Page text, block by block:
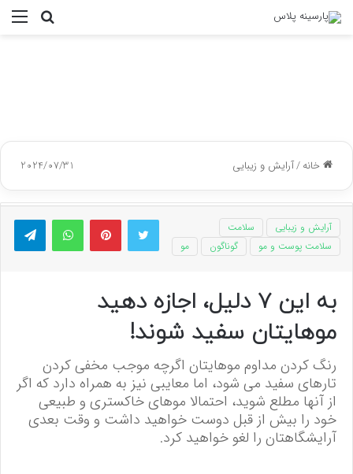
جستجو
خانه/آرایش و زیبایی 2024/07/31
توییتر پینتریستواتس آپ
آرایش و زیبایی
سلامت
سلامت پوست و مو
گوناگون مو
به این ۷ دلیل، اجازه دهید
موهایتان سفید شوند!
رنگ کردن مداوم موهایتان اگرچه موجب مخفی کردن
تارهای سفید می شود، اما معایبی نیز به همراه دارد که اگر
از آنها مطلع شوید، احتمالا موهای خاکستری و طبیعی
خود را بیش از قبل دوست خواهید داشت و وقت بعدی
آرایشگاهتان را لغو خواهید کرد.